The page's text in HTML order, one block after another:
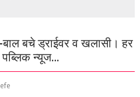
बचे ड्राईवर व खलासी। हर
न्यूज…